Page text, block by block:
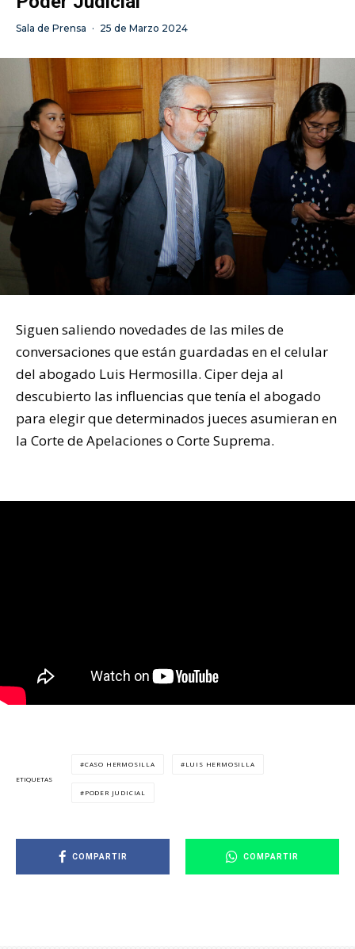
Sala de Prensa · 25 de Marzo 2024
Siguen saliendo novedades de las miles de
conversaciones que están guardadas en el celular
del abogado Luis Hermosilla. Ciper deja al
descubierto las influencias que tenía el abogado
para elegir que determinados jueces asumieran en
la Corte de Apelaciones o Corte Suprema.
ETIQUETAS
CASO HERMOSILLA LUIS HERMOSILLA
PODER JUDICIAL
COMPARTIR COMPARTIR